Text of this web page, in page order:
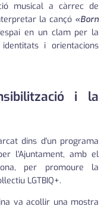
musical a càrrec de
la cançó «Born
en un clam per la
i orientacions
i la
dins d'un programa
l'Ajuntament, amb el
per promoure la
LGTBIQ+.
va acollir una mostra